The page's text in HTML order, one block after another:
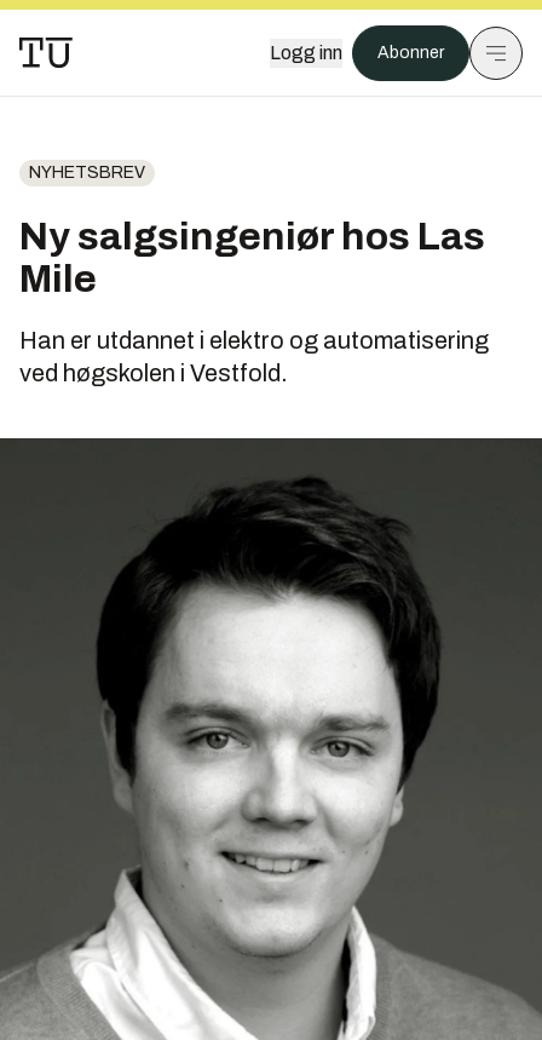
Logg inn Abonner
NYHETSBREV
Ny salgsingeniør hos Las
Mile
Han er utdannet i elektro og automatisering
ved høgskolen i Vestfold.